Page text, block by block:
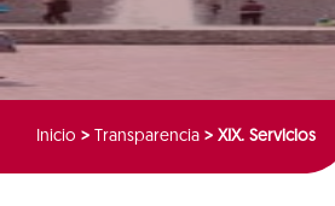
Inicio > Transparencia > XIX. Servicios